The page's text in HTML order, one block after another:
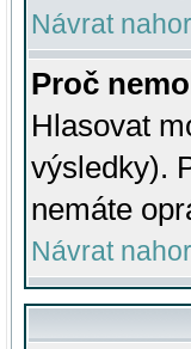
Návrat
Proč
Hlasovat
výsledky).
nemáte
Návrat